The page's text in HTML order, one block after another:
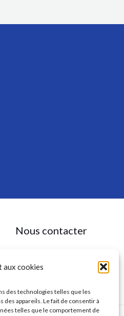
aux cookies
des technologies telles que les
appareils. Le fait de consentir à
telles que le comportement de
Nous contacter
Doux, 86140 DOUSSAY